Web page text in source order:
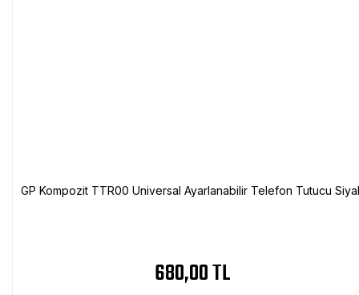
GP Kompozit TTR00 Universal Ayarlanabilir Telefon Tutucu
680,00 TL